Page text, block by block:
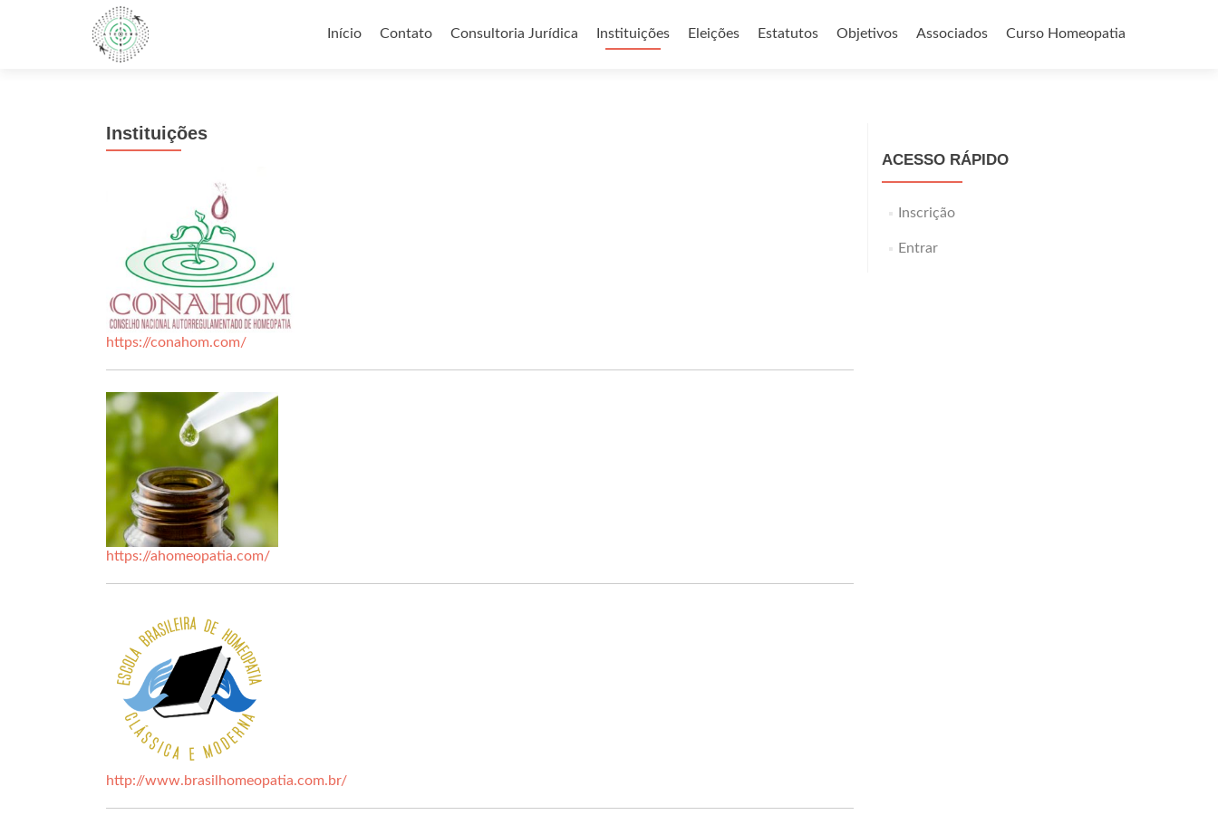
Início
Contato Consultoria Jurídica Instituições Eleições Estatutos Objetivos Associados Curso Homeopatia
Instituições
https://conahom.com/
https://ahomeopatia.com/
http://www.brasilhomeopatia.com.br/
ACESSO RÁPIDO
Inscrição
Entrar